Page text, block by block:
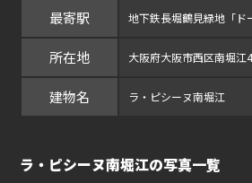
最寄駅 地下鉄長堀鶴見緑地「ド
所在地 大阪府大阪市西区南堀江
建物名 ラ・ピシーヌ南堀江
ラ・ピシーヌ南堀江の写真一覧